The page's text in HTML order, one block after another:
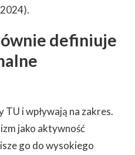
definiuje
TU i wpływają na zakres.
jako aktywność
go do wysokiego